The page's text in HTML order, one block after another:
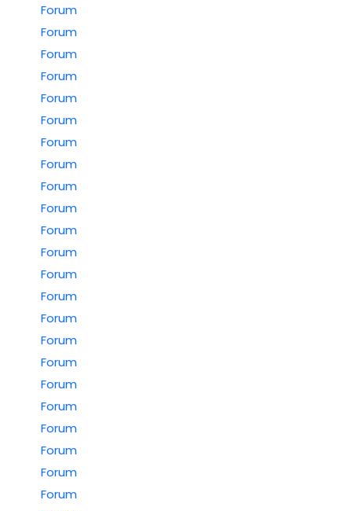
Forum
Forum
Forum
Forum
Forum
Forum
Forum
Forum
Forum
Forum
Forum
Forum
Forum
Forum
Forum
Forum
Forum
Forum
Forum
Forum
Forum
Forum
Forum